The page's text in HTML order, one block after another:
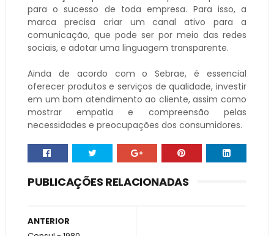
para o sucesso de toda empresa. Para isso, a
marca precisa criar um canal ativo para a
comunicação, que pode ser por meio das redes
sociais, e adotar uma linguagem transparente.
Ainda de acordo com o Sebrae, é essencial
oferecer produtos e serviços de qualidade, investir
em um bom atendimento ao cliente, assim como
mostrar empatia e compreensão pelas
necessidades e preocupações dos consumidores.
PUBLICAÇÕES RELACIONADAS
ANTERIOR